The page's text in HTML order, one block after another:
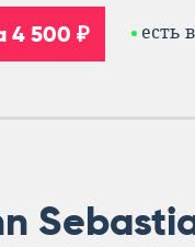
4 500 ₽ есть